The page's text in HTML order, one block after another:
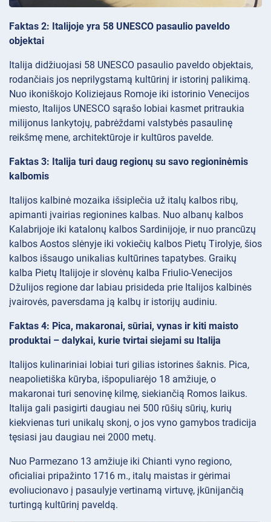
Faktas 2: Italijoje yra 58 UNESCO pasaulio paveldo
objektai
Italija didžiuojasi 58 UNESCO pasaulio paveldo objektais,
rodančiais jos neprilygstamą kultūrinį ir istorinį palikimą.
Nuo ikoniškojo Koliziejaus Romoje iki istorinio Venecijos
miesto, Italijos UNESCO sąrašo lobiai kasmet pritraukia
milijonus lankytojų, pabrėždami valstybės pasaulinę
reikšmę mene, architektūroje ir kultūros pavelde.
Faktas 3: Italija turi daug regionų su savo regioninėmis
kalbomis
Italijos kalbinė mozaika išsiplečia už italų kalbos ribų,
apimanti įvairias regionines kalbas. Nuo albanų kalbos
Kalabrijoje iki katalonų kalbos Sardinijoje, ir nuo prancūzų
kalbos Aostos slėnyje iki vokiečių kalbos Pietų Tirolyje, šios
kalbos išsaugo unikalias kultūrines tapatybes. Graikų
kalba Pietų Italijoje ir slovėnų kalba Friulio-Venecijos
Džulijos regione dar labiau prisideda prie Italijos kalbinės
įvairovės, paversdama ją kalbų ir istorijų audiniu.
Faktas 4: Pica, makaronai, sūriai, vynas ir kiti maisto
produktai – dalykai, kurie tvirtai siejami su Italija
Italijos kulinariniai lobiai turi gilias istorines šaknis. Pica,
neapolietiška kūryba, išpopuliarėjo 18 amžiuje, o
makaronai turi senovinę kilmę, siekiančią Romos laikus.
Italija gali pasigirti daugiau nei 500 rūšių sūrių, kurių
kiekvienas turi unikalų skonį, o jos vyno gamybos tradicija
tęsiasi jau daugiau nei 2000 metų.
Nuo Parmezano 13 amžiuje iki Chianti vyno regiono,
oficialiai pripažinto 1716 m., italų maistas ir gėrimai
evoliucionavo į pasaulyje vertinamą virtuvę, įkūnijančią
turtingą kultūrinį paveldą.